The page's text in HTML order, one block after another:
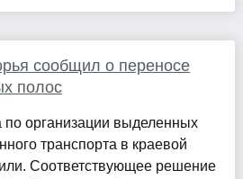
сообщил о переносе
полос
по организации выделенных
транспорта в краевой
Соответствующее решение